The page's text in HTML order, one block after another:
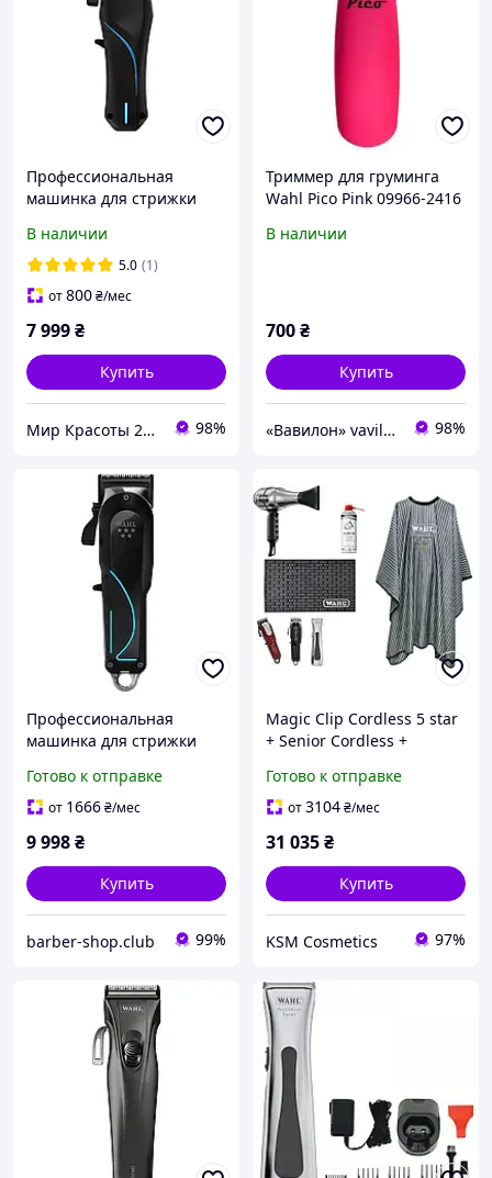
Профессиональная
машинка для стрижки
5 star (3026483)
В наличии
5.0 (1)
от800₴/мес
7 999₴
Купить
Мир Красоты 2Salon 98%
Триммер для груминга
Wahl Pico Pink 09966-2416
В наличии
700₴
Купить
«Вавилон» vavilon-shop.com.ua 98%
Профессиональная
машинка для стрижки
Готово к отправке
от 1666₴/мес
9 998₴
Купить
barber-shop.club 99%
Magic Clip Cordless 5 star
+ Senior Cordless +
Barber Dryer + Накидка
Cape 5 + Колрик под
Готово к отправке
от3104₴/мес
31 035₴
Купить
KSM Cosmetics 97%